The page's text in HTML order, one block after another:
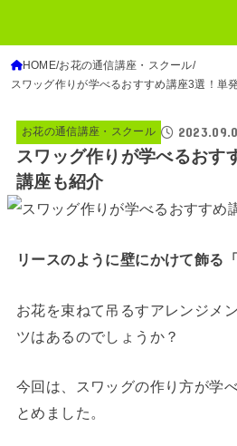
HOME お花の通信講座・スクール
スワッグ作りが学べるおすすめ講座3選！単
お花の通信講座・スクール
スワッグ作りが学べるおす
講座も紹介
リースのように壁にかけて飾る
お花を束ねて吊るすアレンジメ
ツはあるのでしょうか？
今回は、スワッグの作り方が学
とめました。